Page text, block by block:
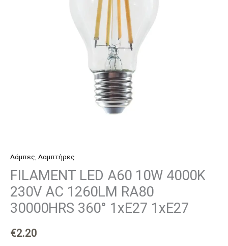
Λάμπες, Λαμπτήρες
FILAMENT LED A60 10W 4000K
230V AC 1260LM RA80
30000HRS 360° 1xE27 1xE27
€2.20